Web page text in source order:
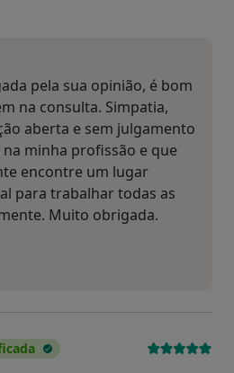
pela sua opinião, é bom
na consulta. Simpatia,
aberta e sem julgamento
minha profissão e que
encontre um lugar
para trabalhar todas as
Muito obrigada.